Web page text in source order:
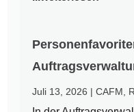
Juli 13, 2026 |CAFM